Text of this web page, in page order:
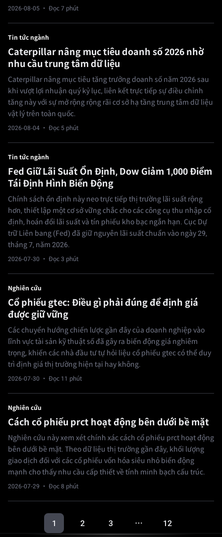
2026-08-05 · Đọc 7 phút
Tin tức ngành
Caterpillar nâng mục tiêu doanh số 2026 nhờ
nhu cầu trung tâm dữ liệu
Caterpillar nâng mục tiêu tăng trưởng doanh số năm 2026 sau
khi vượt lợi nhuận quý kỷ lục, liên kết trực tiếp sự điều chỉnh
tăng này với sự mở rộng rộng rãi cơ sở hạ tầng trung tâm dữ liệu
vật lý trên toàn quốc.
2026-08-04 · Đọc 5 phút
Tin tức ngành
Fed Giữ Lãi Suất Ổn Định, Dow Giảm 1,000 Điểm
Tái Định Hình Biến Động
Chính sách ổn định này neo trực tiếp thị trường lãi suất rộng
hơn, thiết lập một cơ sở vững chắc cho các công cụ thu nhập cố
định, hoán đổi lãi suất và tín phiếu kho bạc ngắn hạn. Cục Dự
trữ Liên bang (Fed) đã giữ nguyên lãi suất chuẩn vào ngày 29,
tháng 7, năm 2026.
2026-07-30 · Đọc 3 phút
Nghiên cứu
Cổ phiếu gtec: Điều gì phải đúng để định giá
được giữ vững
Các chuyển hướng chiến lược gần đây của doanh nghiệp vào
lĩnh vực tài sản kỹ thuật số đã gây ra biến động giá nghiêm
trọng, khiến các nhà đầu tư tự hỏi liệu cổ phiếu gtec có thể duy
trì định giá thị trường hiện tại hay không.
2026-07-30 · Đọc 11 phút
Nghiên cứu
Cách cổ phiếu prct hoạt động bên dưới bề mặt
Nghiên cứu này xem xét chính xác cách cổ phiếu prct hoạt động
bên dưới bề mặt. Theo dữ liệu thị trường gần đây, khối lượng
giao dịch đối với các cổ phiếu vốn hóa siêu nhỏ biến động
mạnh cho thấy nhu cầu cấp thiết về tính minh bạch cấu trúc.
2026-07-29 · Đọc 8 phút
1 2 3 … 12